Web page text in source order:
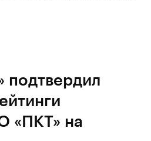
подтвердил
«ПКТ» на